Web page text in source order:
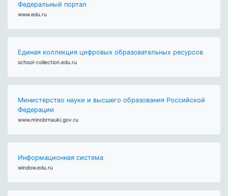
Федеральный портал
www.edu.ru
Единая коллекция цифровых образовательных ресурсов
school-collection.edu.ru
Министерство науки и высшего образования Российской
Федерации
www.minobrnauki.gov.ru
Информационная система
window.edu.ru